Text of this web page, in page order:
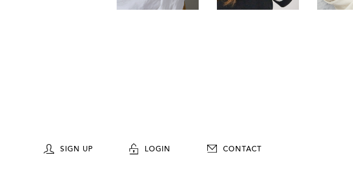
SIGN UP LOGIN CONTACT